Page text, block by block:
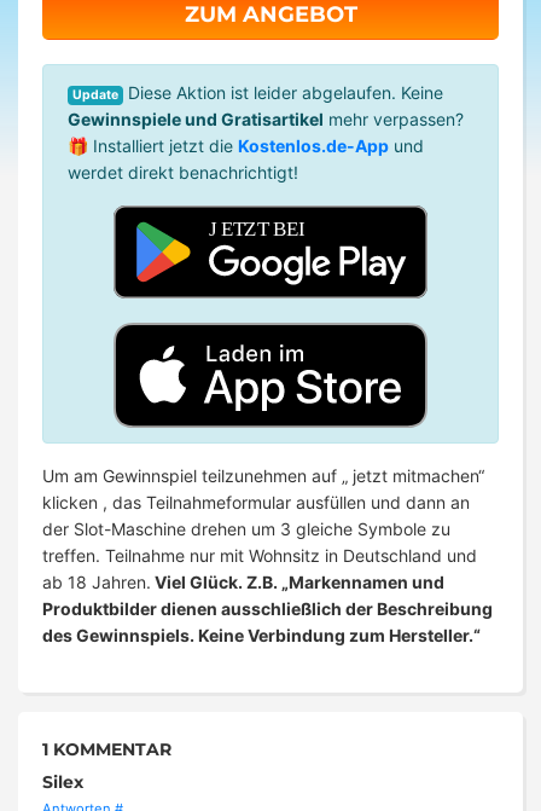
ZUM ANGEBOT
Update
Diese Aktion ist leider abgelaufen. Keine
Gewinnspiele und Gratisartikel mehr verpassen?
🎁 Installiert jetzt die Kostenlos.de-App und
werdet direkt benachrichtigt!
Um am Gewinnspiel teilzunehmen auf „ jetzt mitmachen“
klicken , das Teilnahmeformular ausfüllen und dann an
der Slot-Maschine drehen um 3 gleiche Symbole zu
treffen. Teilnahme nur mit Wohnsitz in Deutschland und
ab 18 Jahren. Viel Glück. Z.B. „Markennamen und
Produktbilder dienen ausschließlich der Beschreibung
des Gewinnspiels. Keine Verbindung zum Hersteller.“
1 KOMMENTAR
Silex